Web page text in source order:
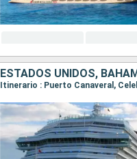
ESTADOS UNIDOS,
Itinerario : Puerto Canaveral,